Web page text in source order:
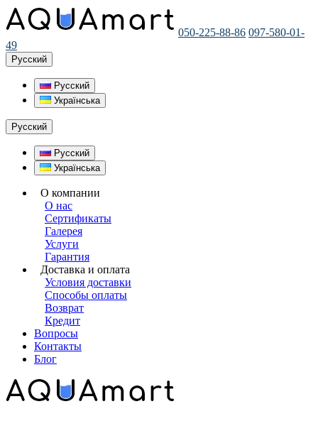
050-225-88-86 097-580-01-
49
Русский
Русский
Українська
Русский
Русский
Українська
О компании
О нас
Сертификаты
Галерея
Услуги
Гарантия
Доставка и оплата
Условия доставки
Способы оплаты
Возврат
Кредит
Вопросы
Контакты
Блог